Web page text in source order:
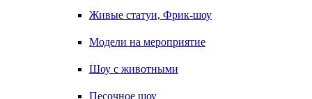
Живые статуи, Фрик-шоу
Модели на мероприятие
Шоу с животными
Песочное шоу